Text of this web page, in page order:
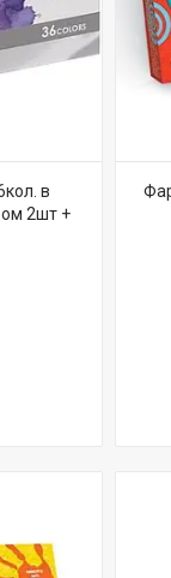
в
2шт +